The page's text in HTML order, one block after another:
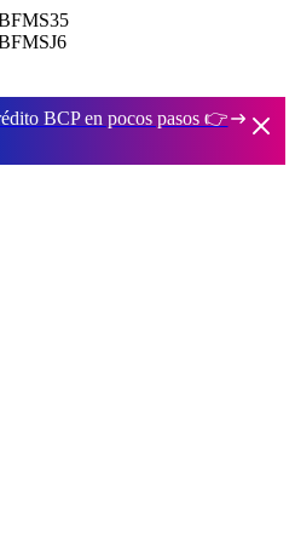
BCP en pocos pasos 👉